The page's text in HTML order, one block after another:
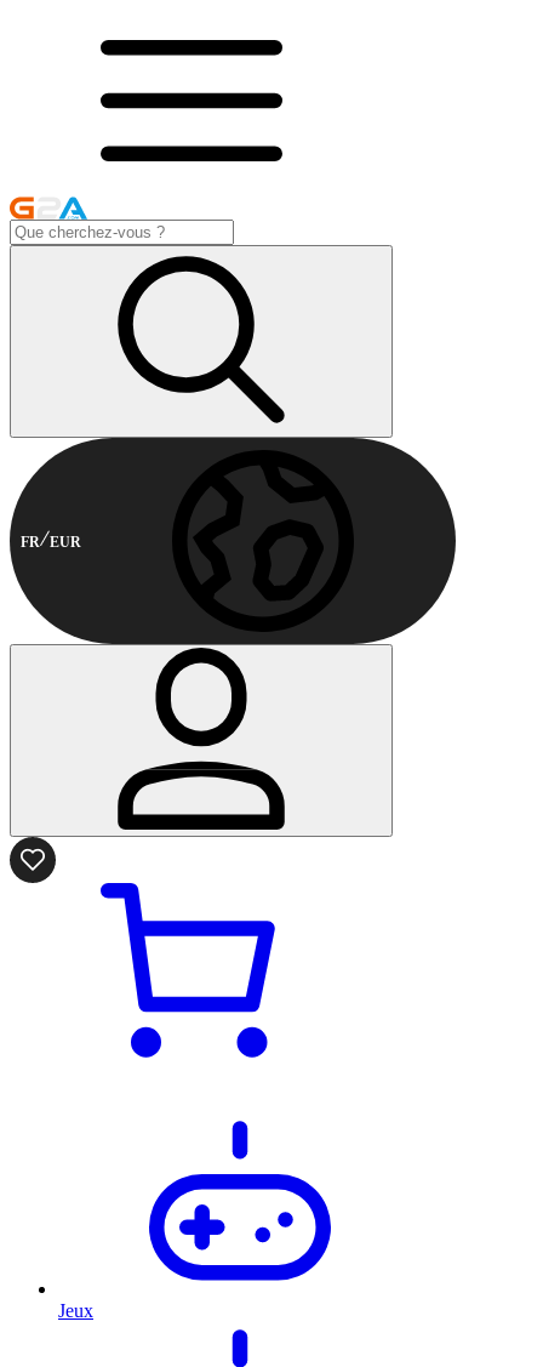
FR EUR
Jeux